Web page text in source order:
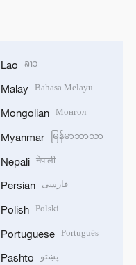
Lao ລາວ
Malay Bahasa Melayu
Mongolian Монгол
Myanmar မြန်မာဘာသာ
Nepali नेपाली
Persian فارسی
Polish Polski
Portuguese Português
Pashto پښتو